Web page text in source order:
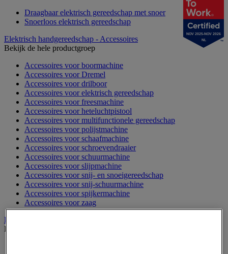
Draagbaar elektrisch gereedschap met snoer
Snoerloos elektrisch gereedschap
Elektrisch handgereedschap - Accessoires
Bekijk de hele productgroep
Accessoires voor boormachine
Accessoires voor Dremel
Accessoires voor drilboor
Accessoires voor elektrisch gereedschap
Accessoires voor freesmachine
Accessoires voor heteluchtpistool
Accessoires voor multifunctionele gereedschap
Accessoires voor polijstmachine
Accessoires voor schaafmachine
Accessoires voor schroevendraaier
Accessoires voor schuurmachine
Accessoires voor slijpmachine
Accessoires voor snij- en snoeigereedschap
Accessoires voor snij-schuurmachine
Accessoires voor spijkermachine
Accessoires voor zaag
Elektrische toebehoren en verlichting
Bekijk de hele productgroep
NOV 2025-NOV 2026
NL